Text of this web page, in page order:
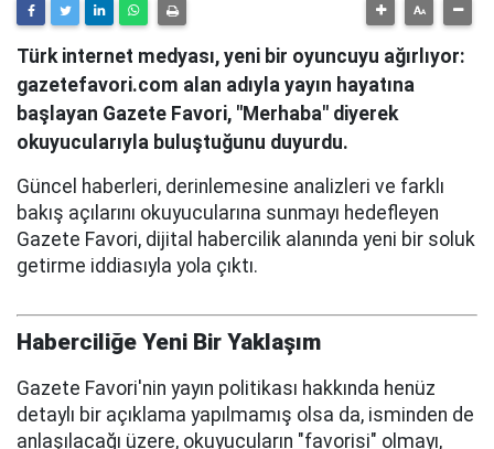
Türk internet medyası, yeni bir oyuncuyu ağırlıyor:
gazetefavori.com alan adıyla yayın hayatına
başlayan Gazete Favori, "Merhaba" diyerek
okuyucularıyla buluştuğunu duyurdu.
Güncel haberleri, derinlemesine analizleri ve farklı
bakış açılarını okuyucularına sunmayı hedefleyen
Gazete Favori, dijital habercilik alanında yeni bir soluk
getirme iddiasıyla yola çıktı.
Haberciliğe Yeni Bir Yaklaşım
Gazete Favori'nin yayın politikası hakkında henüz
detaylı bir açıklama yapılmamış olsa da, isminden de
anlaşılacağı üzere, okuyucuların "favorisi" olmayı,